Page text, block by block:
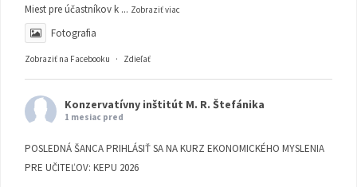
Miest pre účastníkov k ... Zobraziť viac
Fotografia
Zobraziť na Facebooku · Zdieľať
Konzervatívny inštitút M. R. Štefánika
1 mesiac pred
POSLEDNÁ ŠANCA PRIHLÁSIŤ SA NA KURZ EKONOMICKÉHO MYSLENIA
PRE UČITEĽOV: KEPU 2026